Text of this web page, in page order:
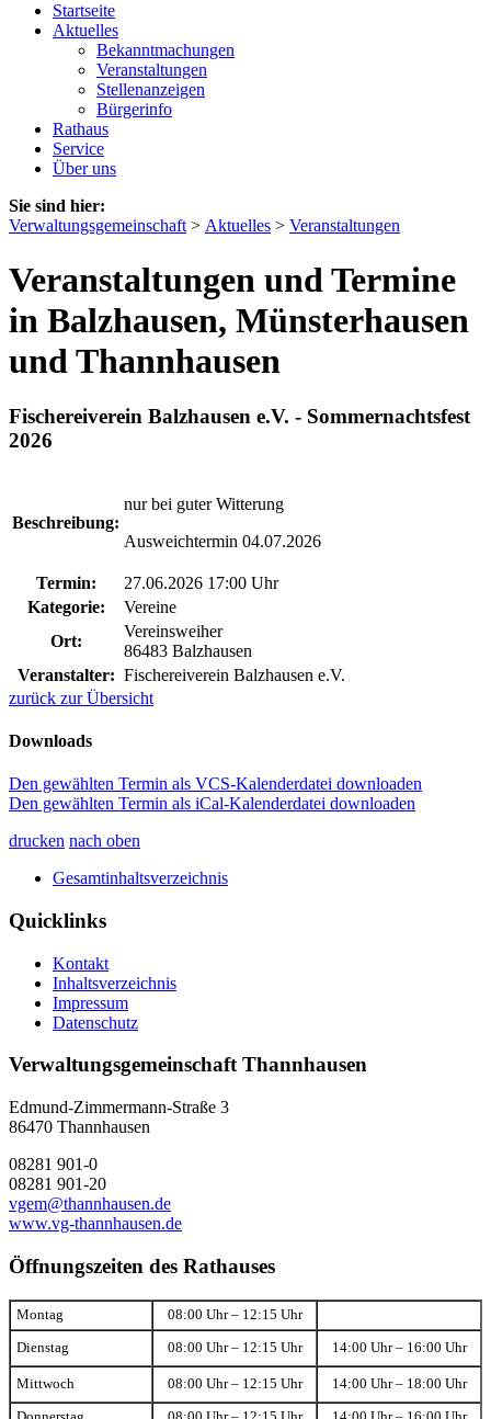
Startseite
Aktuelles
Bekanntmachungen
Veranstaltungen
Stellenanzeigen
Bürgerinfo
Rathaus
Service
Über uns
Sie sind hier:
Verwaltungsgemeinschaft > Aktuelles > Veranstaltungen
Veranstaltungen und Termine
in Balzhausen, Münsterhausen
und Thannhausen
Fischereiverein Balzhausen e.V. - Sommernachtsfest
2026
Beschreibung:
nur bei guter Witterung
Ausweichtermin 04.07.2026
Termin:
27.06.2026 17:00 Uhr
Kategorie:
Vereine
Ort:
Vereinsweiher
86483 Balzhausen
Veranstalter: Fischereiverein Balzhausen e.V.
zurück zur Übersicht
Downloads
Den gewählten Termin als VCS-Kalenderdatei downloaden
Den gewählten Termin als iCal-Kalenderdatei downloaden
drucken nach oben
Gesamtinhaltsverzeichnis
Quicklinks
Kontakt
Inhaltsverzeichnis
Impressum
Datenschutz
Verwaltungsgemeinschaft Thannhausen
Edmund-Zimmermann-Straße 3
86470 Thannhausen
08281 901-0
08281 901-20
vgem@thannhausen.de
www.vg-thannhausen.de
Öffnungszeiten des Rathauses
Montag 08:00 Uhr – 12:15 Uhr
Dienstag 08:00 Uhr – 12:15 Uhr 14:00 Uhr – 16:00 Uhr
Mittwoch 08:00 Uhr – 12:15 Uhr 14:00 Uhr – 18:00 Uhr